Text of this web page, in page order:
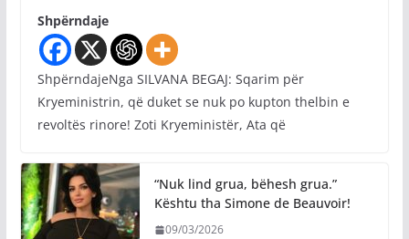
Shpërndaje
ShpërndajeNga SILVANA BEGAJ: Sqarim për
Kryeministrin, që duket se nuk po kupton thelbin e
revoltës rinore! Zoti Kryeministër, Ata që
“Nuk lind grua, bëhesh grua.”
Kështu tha Simone de Beauvoir!
09/03/2026